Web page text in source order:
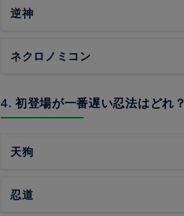
逆神
ネクロノミコン
4. 初登場が一番遅い忍法はどれ？
天狗
忍道